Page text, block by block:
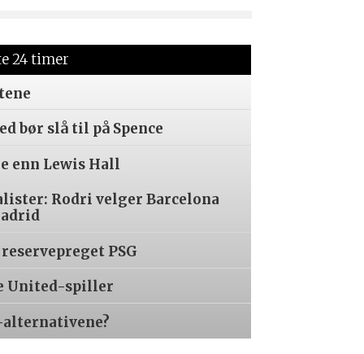
24 timer
bør slå til på Spence
enn Lewis Hall
Rodri velger Barcelona
PSG
United-spiller